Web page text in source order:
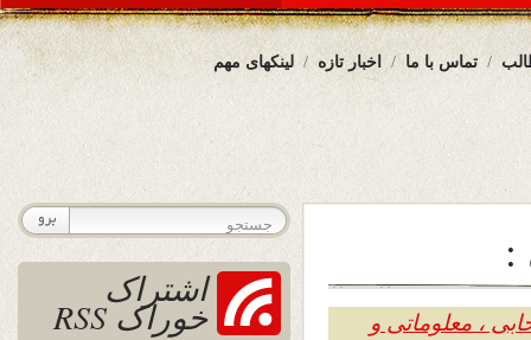
لینکهای مهم اخبار تازه تماس با ما
:
، معلوماتی و
اشتراک
خوراک RSS